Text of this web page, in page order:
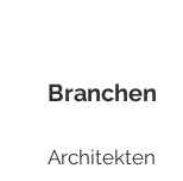
Branchen
Architekten